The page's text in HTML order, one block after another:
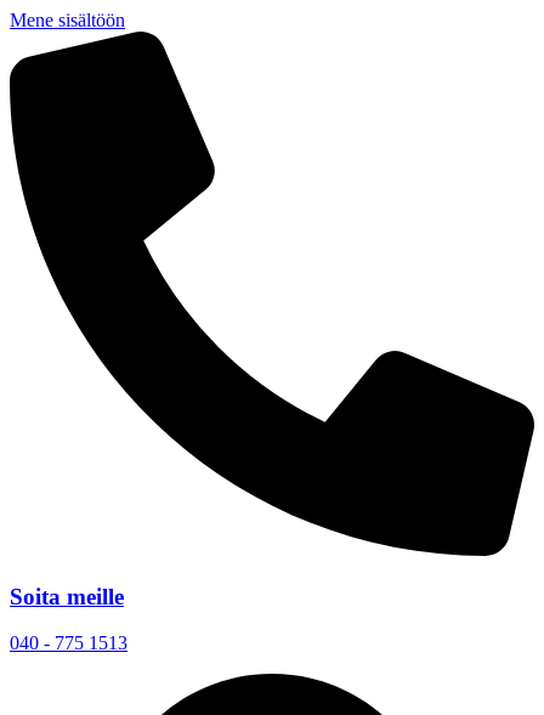
Mene sisältöön
Soita meille
040 - 775 1513